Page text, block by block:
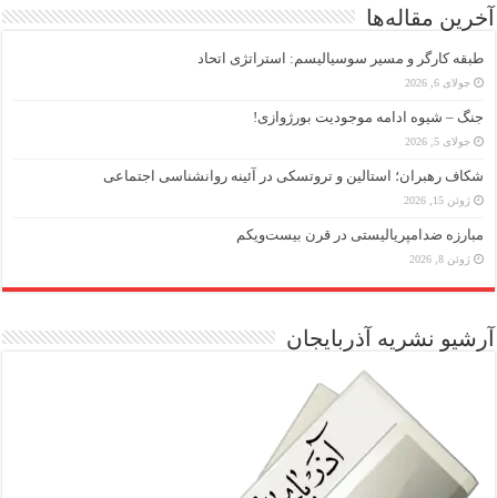
آخرین مقاله‌ها
طبقه کارگر و مسیر سوسیالیسم: استراتژی اتحاد
جولای 6, 2026
جنگ – شیوه ادامه موجودیت بورژوازی!
جولای 5, 2026
شکاف رهبران؛ استالین و تروتسکی در آئینه روانشناسی اجتماعی
ژوئن 15, 2026
مبارزه ضد‌امپریالیستی در قرن بیست‌ویکم
ژوئن 8, 2026
آرشیو نشریه آذربایجان